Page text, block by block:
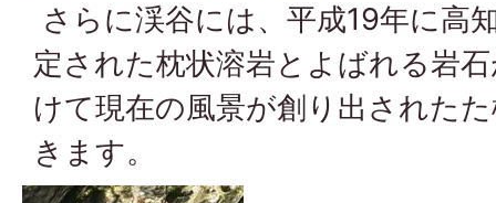
さらに渓谷には、平成19年に高
定された枕状溶岩とよばれる岩
けて現在の風景が創り出された
きます。